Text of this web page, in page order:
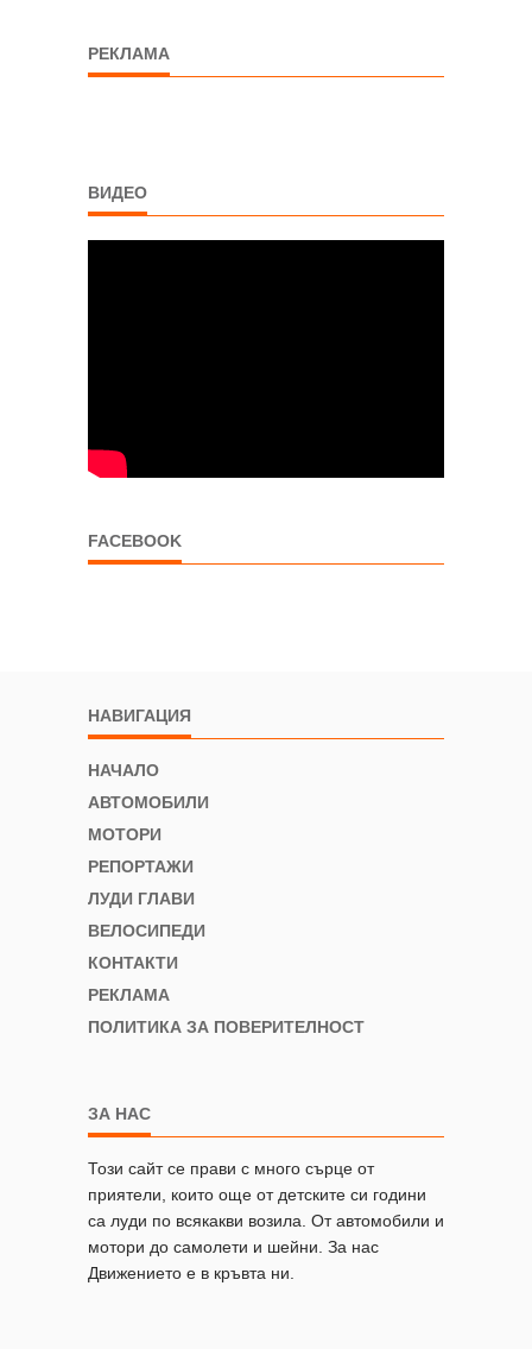
РЕКЛАМА
ВИДЕО
FACEBOOK
НАВИГАЦИЯ
НАЧАЛО
АВТОМОБИЛИ
МОТОРИ
РЕПОРТАЖИ
ЛУДИ ГЛАВИ
ВЕЛОСИПЕДИ
КОНТАКТИ
РЕКЛАМА
ПОЛИТИКА ЗА ПОВЕРИТЕЛНОСТ
ЗА НАС
Този сайт се прави с много сърце от
приятели, които още от детските си години
са луди по всякакви возила. От автомобили и
мотори до самолети и шейни. За нас
Движението е в кръвта ни.